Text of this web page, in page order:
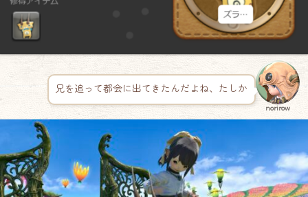
兄を追って都会に出てきたんだよね、たしか
norirow